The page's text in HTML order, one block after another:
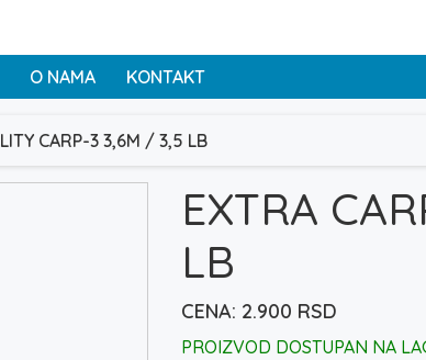
O NAMA KONTAKT
CARP-3 3,6M / 3,5 LB
EXTRA
LB
2.900 RSD
PROIZVOD DOSTUPAN NA